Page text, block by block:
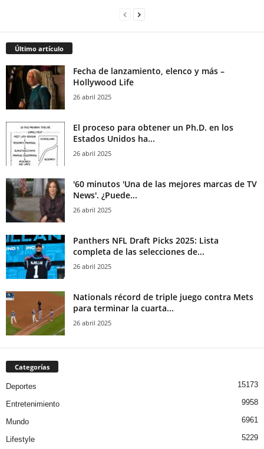
Último artículo
Fecha de lanzamiento, elenco y más –
Hollywood Life
26 abril 2025
El proceso para obtener un Ph.D. en los
Estados Unidos ha...
26 abril 2025
'60 minutos 'Una de las mejores marcas de TV
News'. ¿Puede...
26 abril 2025
Panthers NFL Draft Picks 2025: Lista
completa de las selecciones de...
26 abril 2025
Nationals récord de triple juego contra Mets
para terminar la cuarta...
26 abril 2025
Categorías
Deportes 15173
Entretenimiento 9958
Mundo 6961
Lifestyle 5229